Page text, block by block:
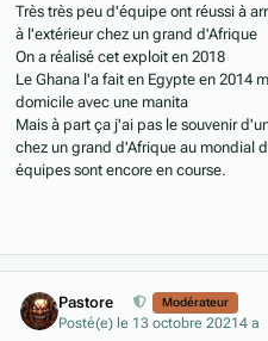
Très très peu d'équipe ont réussi à
à l'extérieur chez un grand d'Afrique
On a réalisé cet exploit en 2018
Le Ghana l'a fait en Egypte en 2014
domicile avec une manita
Mais à part ça j'ai pas le souvenir
chez un grand d'Afrique au mondial
équipes sont encore en course.
Pastore Modérateur
Posté(e) le 13 octobre 20214 a